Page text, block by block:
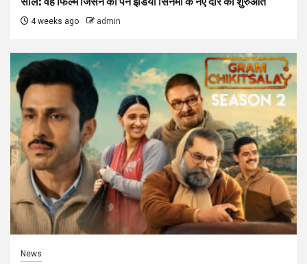
4 weeks ago admin
News